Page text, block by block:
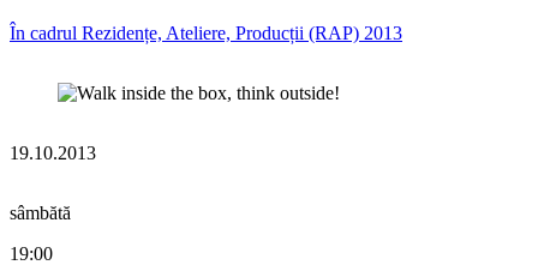
În cadrul Rezidențe, Ateliere, Producții (RAP) 2013
19.10.2013
sâmbătă
19:00